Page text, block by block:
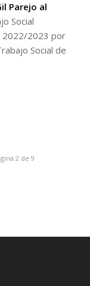
Parejo al
Social
2022/2023 por
Social de
2 de 9